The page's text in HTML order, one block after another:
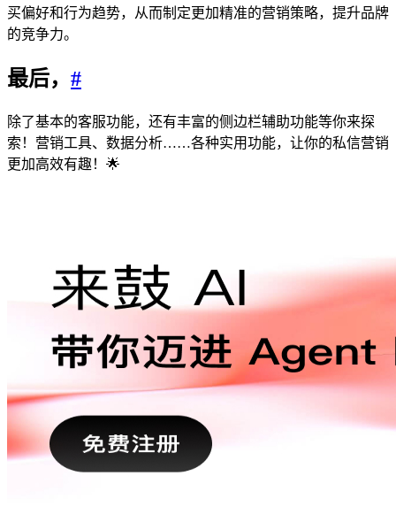
买偏好和行为趋势，从而制定更加精准的营销策略，提升品牌
的竞争力。
最后， #
除了基本的客服功能，还有丰富的侧边栏辅助功能等你来探
索！营销工具、数据分析……各种实用功能，让你的私信营销
更加高效有趣！🌟